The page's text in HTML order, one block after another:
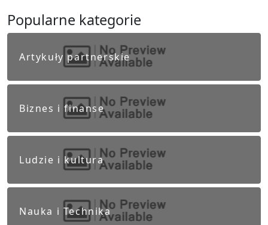
Popularne kategorie
Artykuły partnerskie
Biznes i finanse
Ludzie i kultura
Nauka i Technika